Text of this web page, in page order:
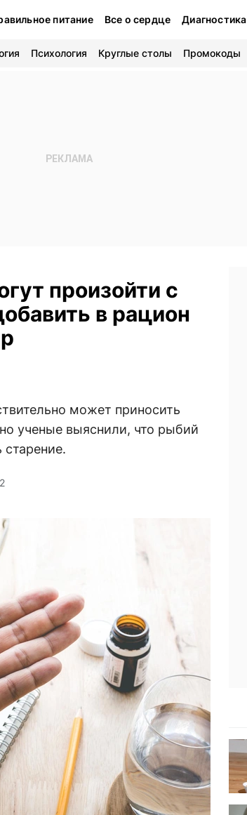
питание Все о сердце Диагностика
Психология Круглые столы Промокоды
произойти с
в рацион
может приносить
ученые выяснили, что рыбий
2